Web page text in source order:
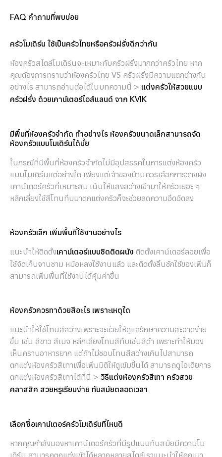
FAQ คำถามที่พบบ่อย
ครัวโมเดิร์น ใช้เป็นครัวไทยหรือครัวฝรั่งดีกว่ากัน
ห้องครัวสไตล์โมเดิร์นจะเหมาะกับครัวฝรั่งมากกว่าครัวไทย หาก
คุณต้องการทราบว่าห้องครัวไทย VS ครัวฝรั่งมีความแตกต่างกัน
อย่างไร สามารถอ่านต่อได้ในบทความนี้ > แต่งครัวให้สวยแบบ
ครัวฝรั่ง ด้วยเคาน์เตอร์ไอส์แลนด์ จาก KVIK
มีพื้นที่ห้องครัวจำกัด ทำอย่างไร ห้องครัวขนาดเล็กสามารถจัด
ห้องครัวแบบโมเดิร์นได้มั้ย
ในกรณีที่มีพื้นที่ห้องครัวจำกัดไม่มีอุปสรรคในการแต่งห้องครัว
แบบโมเดิร์นแต่อย่างใด เพียงแต่เจ้าของบ้านควรเลือกการวางผัง
เคาน์เตอร์ครัวที่เหมาะสม เน้นให้แสงสว่างเข้ามาให้ครัวเยอะ ๆ
หลีกเลี่ยงใช้สีโทนทึบมาตกแต่งครัวก็จะช่วยลดความอึดอัดลง
ห้องครัวเล็ก เพิ่มพื้นที่ใช้งานอย่างไร
แนะนำให้ติดตั้งเคาน์เตอร์แบบชิดติดผนัง ติดตั้งเคาน์เตอร์ลอยเพื่อ
ใช้จัดเก็บจานชาม หม้อหลงใช้งานแล้ว และติดตั้งลิ้นชักใช้ของเพิ่มก็
สามารถเพิ่มพื้นที่ใช้งานได้คุ้มค่าขึ้น
ห้องครัวควรทาด้วยสีอะไร เพราะเหตุใด
แนะนำให้ใช้โทนสีสว่างเพราะจะช่วยให้ดูแลรักษาความสะอาดง่าย
ขึ้น เช่น สีขาว สีเบจ หลีกเลี่ยงโทนสีทึบเช่นสีดำ เพราะทำให้มอง
เห็นคราบอาหารยาก แต่ถ้าไม่ชอบโทนสีสว่างเกินไปสามารถ
ตกแต่งห้องครัวสีเทาเพื่อเพิ่มมิติให้ดูเข้มขึ้นได้ สามารถดูไอเดียการ
ตกแต่งห้องครัวสีเทาได้ที่นี่ > วิธีแต่งห้องครัวสีเทา ครัวสวย
คลาสสิค สวยหรูเรียบง่าย ทันสมัยตลอดเวลา
เลือกซื้อเคาน์เตอร์ครัวโมเดิร์นที่ไหนดี
หากคุณกำลังมองหาเคาน์เตอร์ครัวที่มีรูปแบบทันสมัยมีความโม